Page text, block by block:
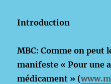
Introduction
MBC:Comme on peut
manifeste « Pour une
médicament » (